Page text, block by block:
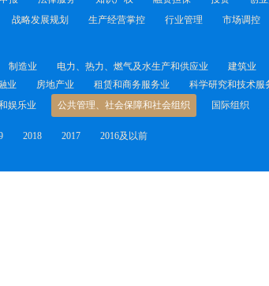
战略发展规划 生产经营掌控 行业管理 市场调控
制造业 电力、热力、燃气及水生产和供应业 建筑业
业 房地产业 租赁和商务服务业 科学研究和技术服
娱乐业 公共管理、社会保障和社会组织 国际组织
2018 2017 2016及以前